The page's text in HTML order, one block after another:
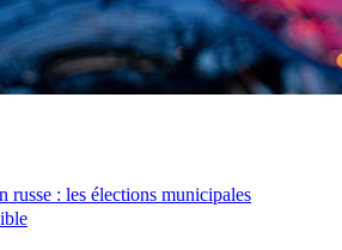
russe : les élections municipales